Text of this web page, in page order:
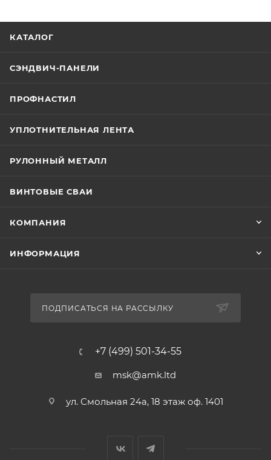
КАТАЛОГ
СЭНДВИЧ-ПАНЕЛИ
ПРОФНАСТИЛ
УПЛОТНИТЕЛЬНАЯ ЛЕНТА
РУЛОННЫЙ МЕТАЛЛ
ВИНТОВЫЕ СВАИ
КОМПАНИЯ
ИНФОРМАЦИЯ
ПОДПИСАТЬСЯ НА РАССЫЛКУ
+7 (499) 501-34-55
msk@amk.ltd
ул. Смольная 24а, 18 этаж оф. 1401